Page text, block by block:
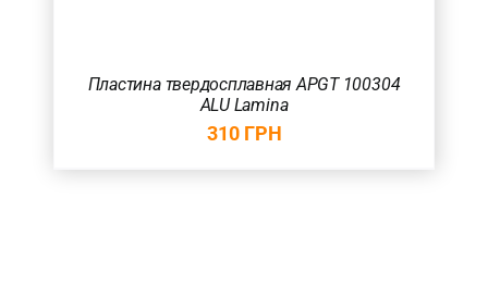
Товар Радіус (в мм.)
Пластина твердосплавная APGT 100304
ALU Lamina
310 ГРН